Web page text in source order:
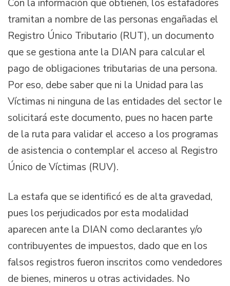
Con la información que obtienen, los estafadores
tramitan a nombre de las personas engañadas el
Registro Único Tributario (RUT), un documento
que se gestiona ante la DIAN para calcular el
pago de obligaciones tributarias de una persona.
Por eso, debe saber que ni la Unidad para las
Víctimas ni ninguna de las entidades del sector le
solicitará este documento, pues no hacen parte
de la ruta para validar el acceso a los programas
de asistencia o contemplar el acceso al Registro
Único de Víctimas (RUV).
La estafa que se identificó es de alta gravedad,
pues los perjudicados por esta modalidad
aparecen ante la DIAN como declarantes y/o
contribuyentes de impuestos, dado que en los
falsos registros fueron inscritos como vendedores
de bienes, mineros u otras actividades. No